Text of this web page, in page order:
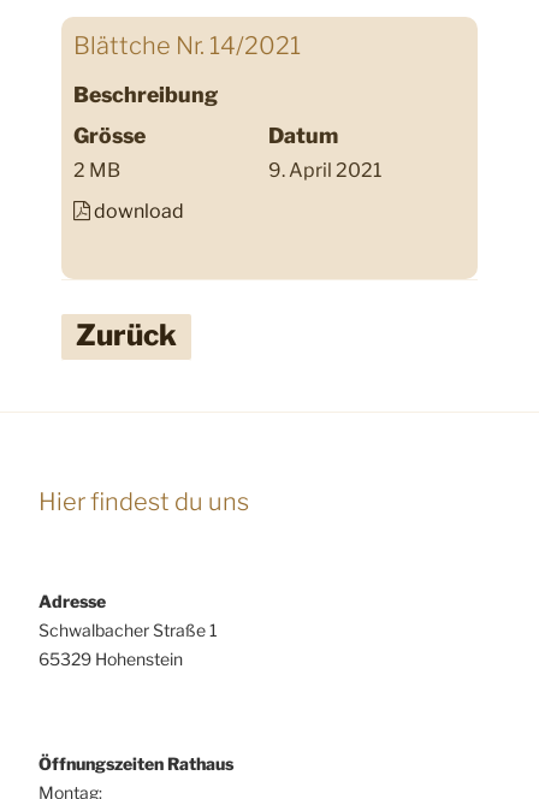
Blättche Nr. 14/2021
Beschreibung
Grösse
2 MB
Datum
9. April 2021
download
Zurück
Hier findest du uns
Adresse
Schwalbacher Straße 1
65329 Hohenstein
Öffnungszeiten Rathaus
Montag: